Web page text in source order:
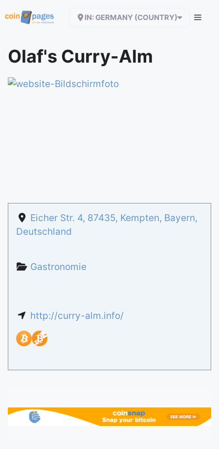
Inhalt
IN: GERMANY (COUNTRY)
Olaf's Curry-Alm
Eicher Str. 4, 87435, Kempten, Bayern,
Deutschland
Gastronomie
http://curry-alm.info/